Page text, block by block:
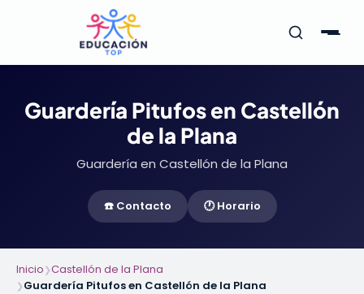
Guardería Pitufos en Castellón
de la Plana
Guardería en Castellón de la Plana
☎️ Contacto 🕐 Horario
Inicio❯Castellón de la Plana
❯Guardería Pitufos en Castellón de la Plana